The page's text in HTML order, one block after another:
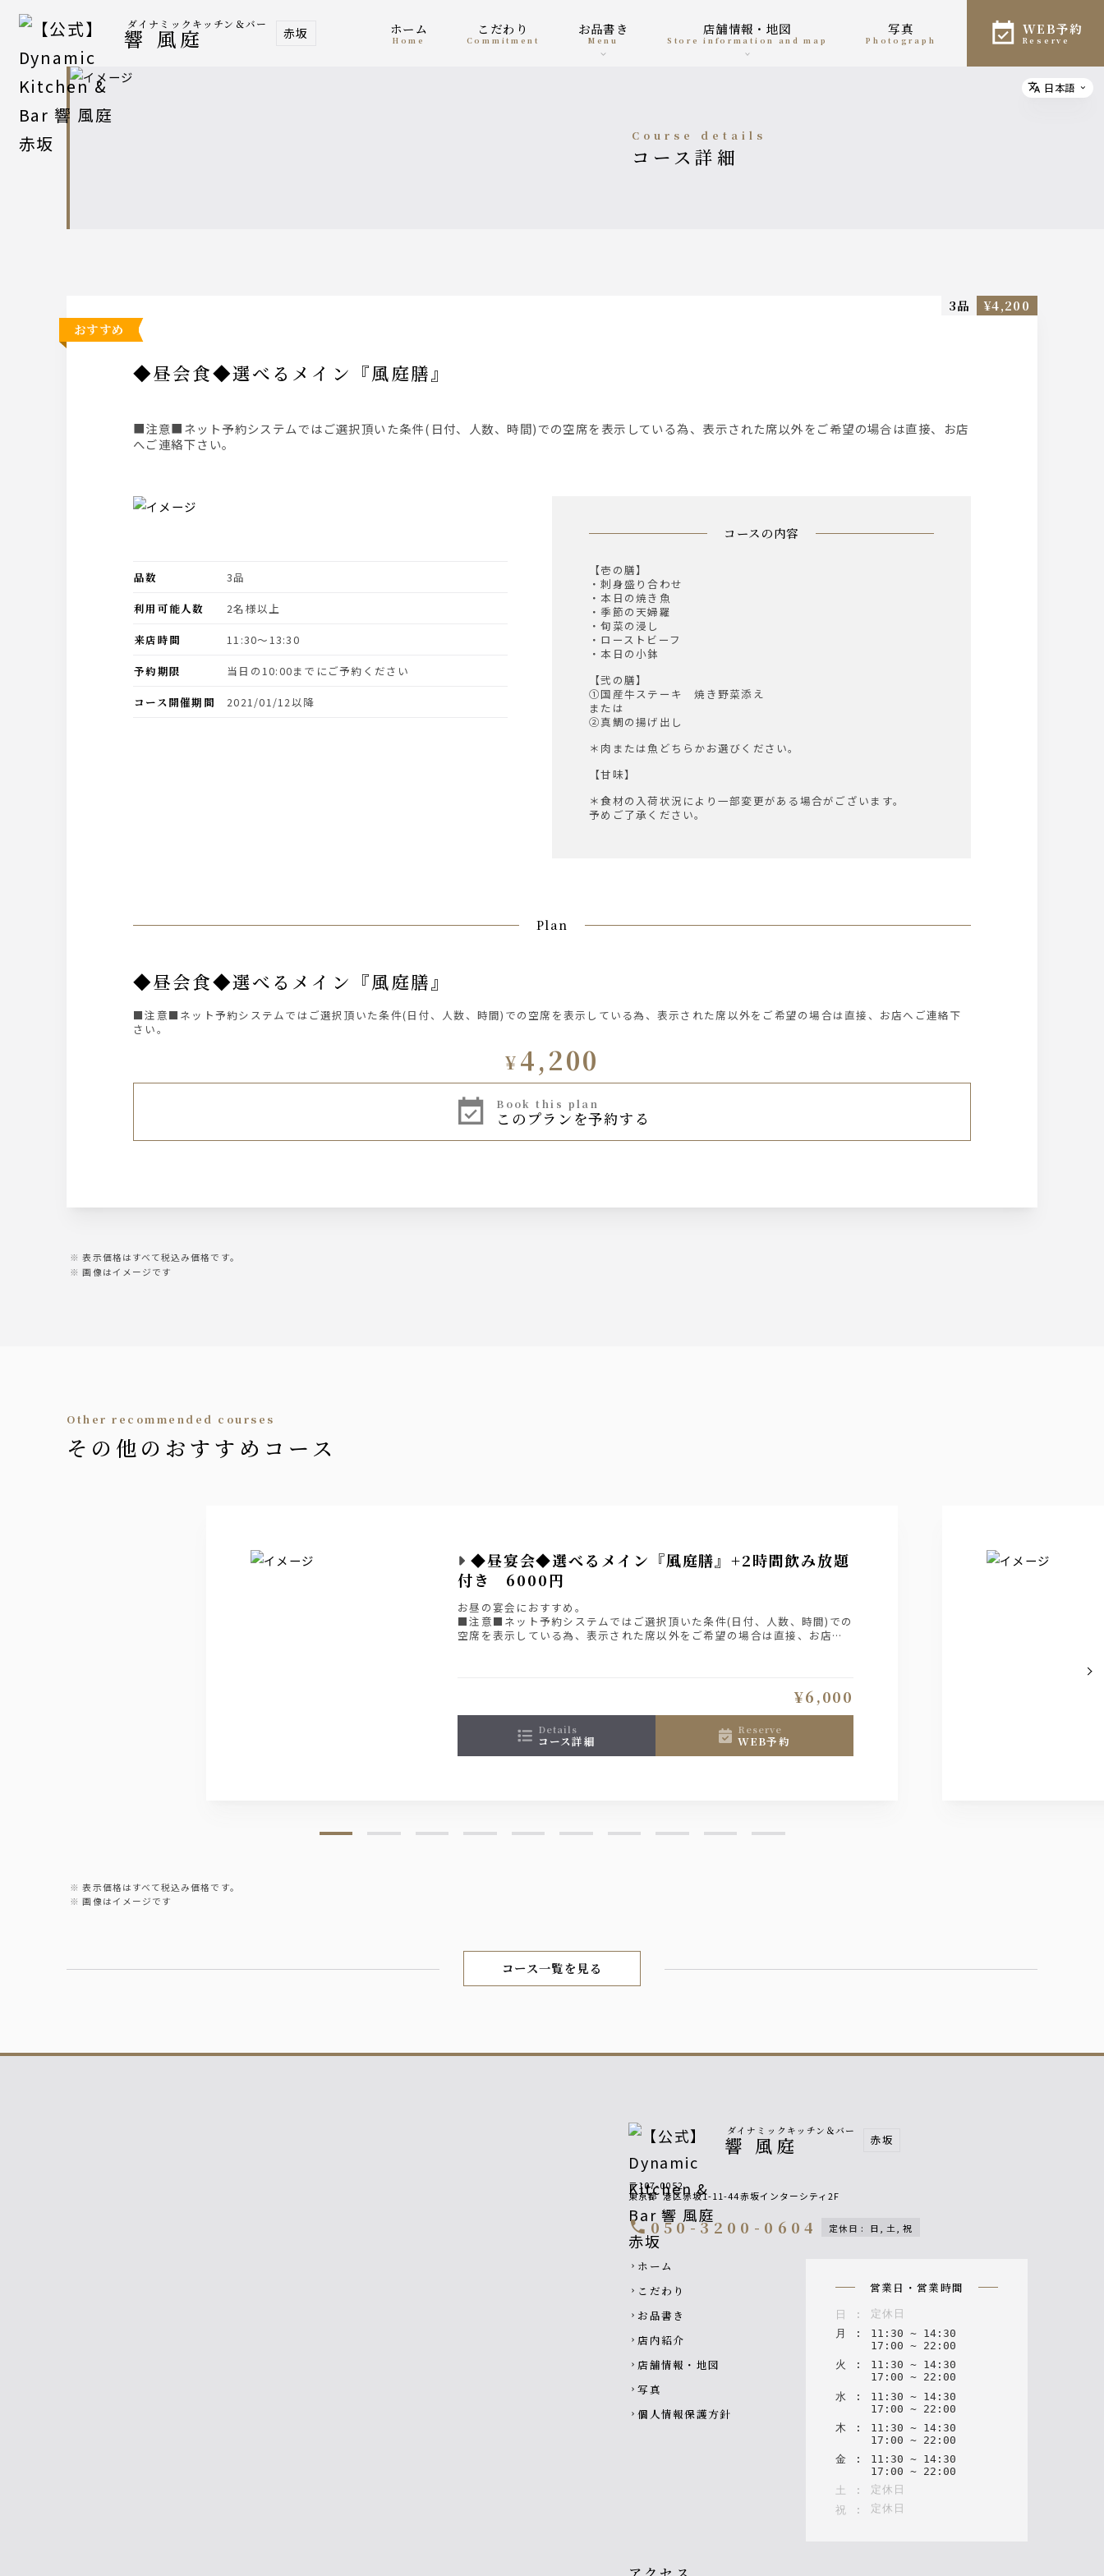
ダイナミックキッチン＆バー
響 風庭 赤坂 ホーム
home
こだわり
Commitment
お品書き
menu
店舗情報・地図
Store information and map
写真
photograph
WEB予約
reserve
course details
コース詳細
おすすめ
◆昼会食◆選べるメイン『風庭膳』
■注意■ネット予約システムではご選択頂いた条件(日付、人数、時間)での空席を表示している為、表示された席以外をご希望の場合は直接、お店
へご連絡下さい。
3品 ¥4,200
コースの内容
【壱の膳】
・刺身盛り合わせ
・本日の焼き魚
・季節の天婦羅
・旬菜の浸し
・ローストビーフ
・本日の小鉢
【弐の膳】
①国産牛ステーキ 焼き野菜添え
または
②真鯛の揚げ出し
＊肉または魚どちらかお選びください。
【甘味】
＊食材の入荷状況により一部変更がある場合がございます。
予めご了承ください。
品数
3品
利用可能人数
2名様以上
来店時間
11:30〜13:30
予約期限
当日の10:00までにご予約ください
コース開催期間
2021/01/12以降
Plan
◆昼会食◆選べるメイン『風庭膳』
■注意■ネット予約システムではご選択頂いた条件(日付、人数、時間)での空席を表示している為、表示された席以外をご希望の場合は直接、お店へご連絡下
さい。
¥4,200
book this plan
このプランを予約する
表示価格はすべて税込み価格です。
画像はイメージです
other recommended courses
その他のおすすめコース
◆昼宴会◆選べるメイン『風庭膳』+2時間飲み放題
付き 6000円
お昼の宴会におすすめ。
■注意■ネット予約システムではご選択頂いた条件(日付、人数、時間)での
空席を表示している為、表示された席以外をご希望の場合は直接、お店へ
¥6,000
details
コース詳細
reserve
WEB予約
表示価格はすべて税込み価格です。
画像はイメージです
コース一覧を見る
Select
日本語
ダイナミックキッチン＆バー
響 風庭 赤坂
〒107-0052
東京都 港区赤坂1-11-44赤坂インターシティ2F
call 050-3200-0604 定休日 : 日, 土, 祝
Footer navigation
chevron_right ホーム
chevron_right こだわり
chevron_right お品書き
chevron_right 店内紹介
chevron_right 店舗情報・地図
chevron_right 写真
chevron_right 個人情報保護方針
営業日・営業時間
日 :
定休日
月
: 11 : 30 ~ 14: 30
17 : 00 ~ 22 : 00
火
: 11 : 30 ~ 14: 30
17 : 00 ~ 22 : 00
水
: 11 : 30 ~ 14: 30
17 : 00 ~ 22 : 00
木
: 11 : 30 ~ 14: 30
17 : 00 ~ 22 : 00
金
: 11 : 30 ~ 14: 30
17 : 00 ~ 22 : 00
土
:
定休日
祝
: 定休日